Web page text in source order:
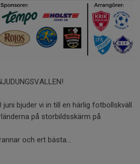
bjuder vi in till en härlig fotbollskväll
på storbildsskärm på
och ert bästa...